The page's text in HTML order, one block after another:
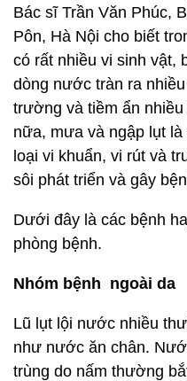
Bác sĩ Trần Văn Phúc,
Pôn, Hà Nội cho biết
có rất nhiều vi sinh vật,
dòng nước tràn ra
trường và tiềm ẩn
nữa, mưa và ngập lụt
loại vi khuẩn, vi rút và
sôi phát triển và gây
Dưới đây là các bệnh
phòng bệnh.
Nhóm bệnh ngoài da
Lũ lụt lội nước nhiều
như nước ăn chân.
trùng do nấm thường